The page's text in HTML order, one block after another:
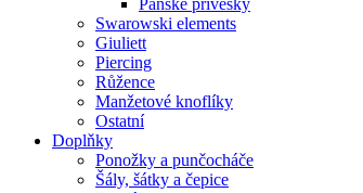
Pánské přívěsky
Swarowski elements
Giuliett
Piercing
Růžence
Manžetové knoflíky
Ostatní
Doplňky
Ponožky a punčocháče
Šály, šátky a čepice